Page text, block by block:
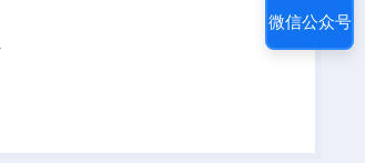
微信公众号